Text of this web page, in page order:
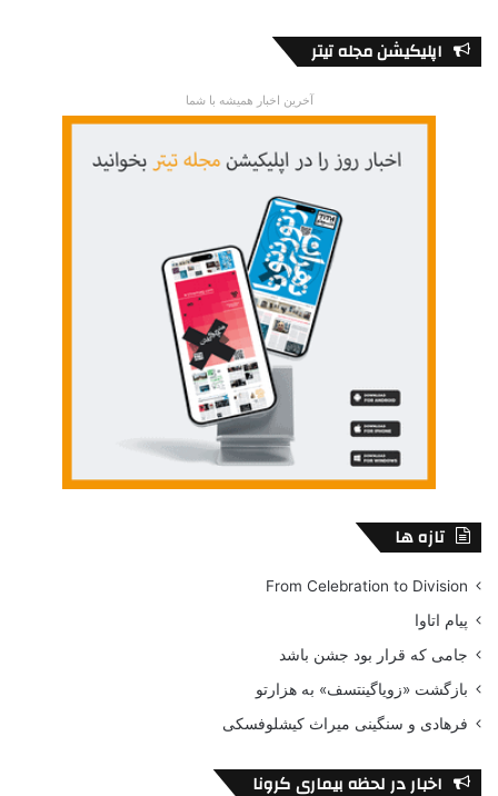
اپلیکیشن مجله تیتر
آخرین اخبار همیشه با شما
تازه ها
From Celebration to Division
پیام اتاوا
جامی که قرار بود جشن باشد
بازگشت «زویاگینتسف» به هزارتو
فرهادی و سنگینی میراث کیشلوفسکی
اخبار در لحظه بیماری کرونا